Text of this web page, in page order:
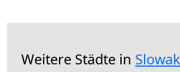
Weitere Städte in